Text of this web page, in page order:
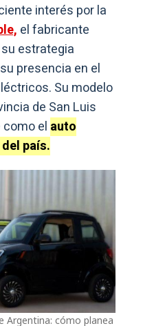
interés por la
el fabricante
estrategia
presencia en el
Su modelo
de San Luis
el auto
país.
Argentina: cómo planea